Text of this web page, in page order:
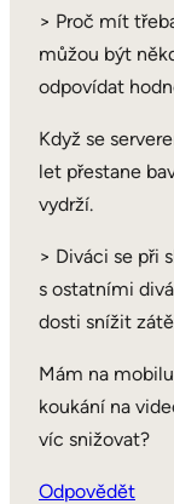
> Proč mít
můžou být
odpovídat
Když se
let přestane
vydrží.
> Diváci se při
s ostatními
dosti snížit
Mám na
koukání na
víc snižovat?
Odpovědět